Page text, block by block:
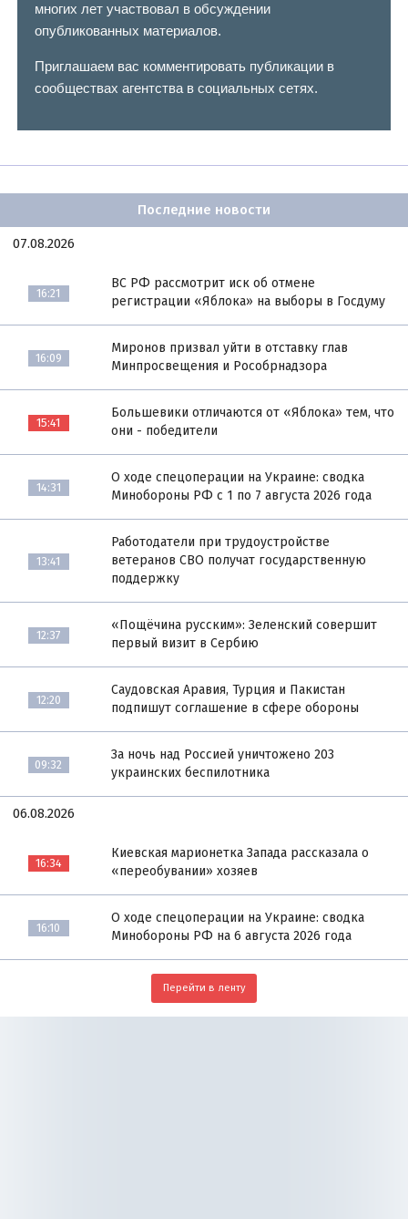
многих лет участвовал в обсуждении
опубликованных материалов.
Приглашаем вас комментировать публикации в
сообществах агентства в социальных сетях.
Последние новости
07.08.2026
16:21
ВС РФ рассмотрит иск об отмене
регистрации «Яблока» на выборы в Госдуму
16:09
Миронов призвал уйти в отставку глав
Минпросвещения и Рособрнадзора
15:41
Большевики отличаются от «Яблока» тем, что
они - победители
14:31
О ходе спецоперации на Украине: сводка
Минобороны РФ с 1 по 7 августа 2026 года
13:41
Работодатели при трудоустройстве
ветеранов СВО получат государственную
поддержку
12:37
«Пощёчина русским»: Зеленский совершит
первый визит в Сербию
12:20
Саудовская Аравия, Турция и Пакистан
подпишут соглашение в сфере обороны
09:32
За ночь над Россией уничтожено 203
украинских беспилотника
06.08.2026
16:34
Киевская марионетка Запада рассказала о
«переобувании» хозяев
16:10
О ходе спецоперации на Украине: сводка
Минобороны РФ на 6 августа 2026 года
Перейти в ленту